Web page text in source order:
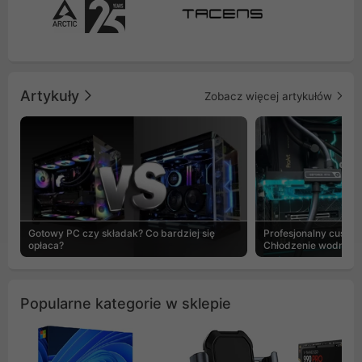
Artykuły Zobacz więcej artykułów
Gotowy PC czy składak? Co bardziej się
opłaca?
Profesjonalny
Chłodzenie wodne
Popularne kategorie w sklepie